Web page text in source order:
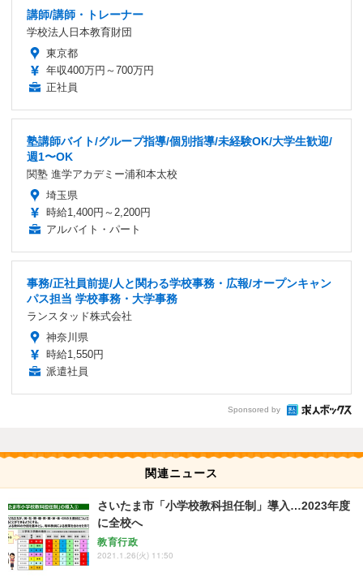
講師/講師・トレーナー
学校法人日本教育財団
東京都
年収400万円～700万円
正社員
塾講師バイト/グループ指導/個別指導/未経験OK/大学生歓迎/
週1〜OK
関塾 進学アカデミー浦和本太校
埼玉県
時給1,400円～2,200円
アルバイト・パート
事務/正社員前提/人と関わる学校事務・広報/オープンキャン
パス担当 学校事務・大学事務
ランスタッド株式会社
神奈川県
時給1,550円
派遣社員
Sponsored by
関連ニュース
さいたま市「小学校教科担任制」導入…2023年度
に全校へ
教育行政
2021.1.26(火) 11:50